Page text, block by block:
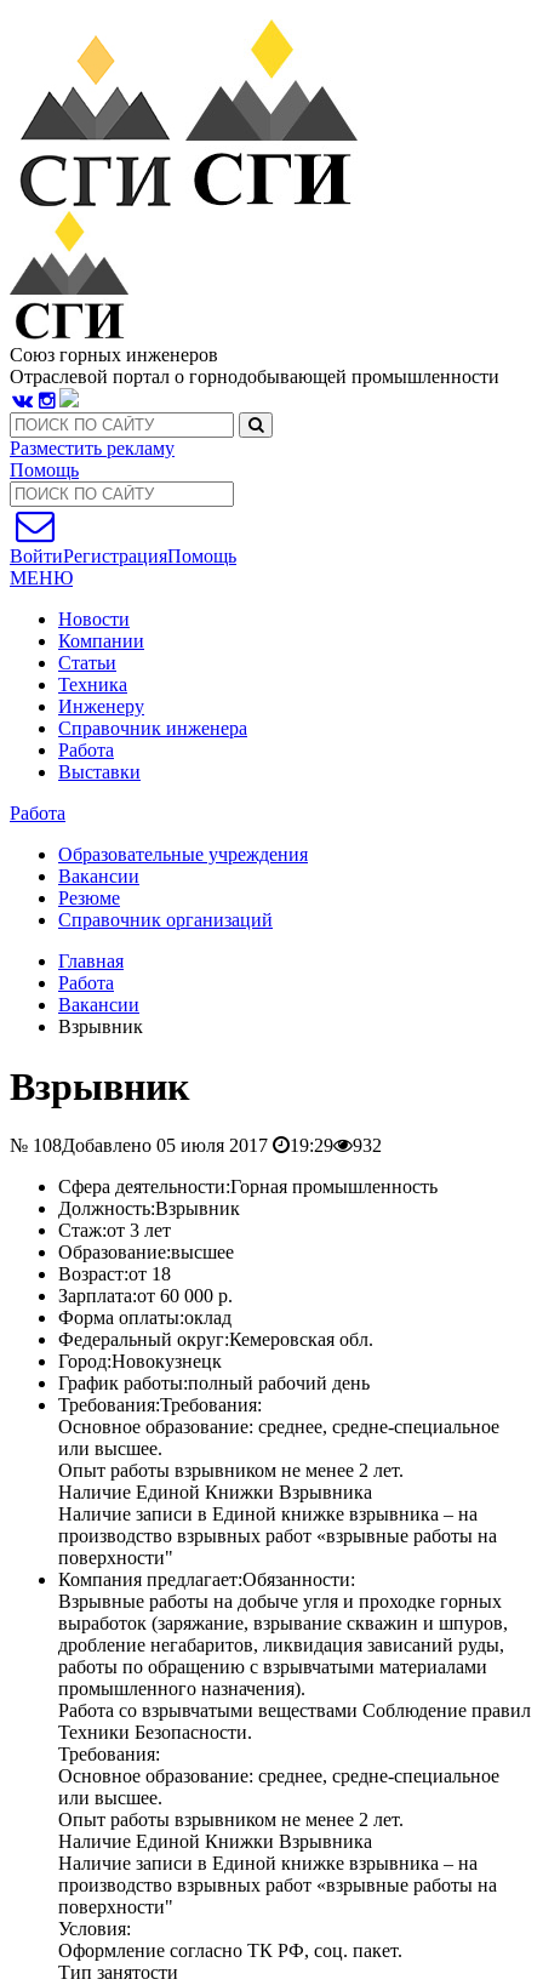
Союз горных инженеров
Отраслевой портал о горнодобывающей промышленности
Разместить рекламу
Помощь
ВойтиРегистрацияПомощь
МЕНЮ
Новости
Компании
Статьи
Техника
Инженеру
Справочник инженера
Работа
Выставки
Работа
Образовательные учреждения
Вакансии
Резюме
Справочник организаций
Главная
Работа
Вакансии
Взрывник
Взрывник
№ 108Добавлено 05 июля 2017 19:29
932
Сфера деятельности:Горная промышленность
Должность:Взрывник
Стаж:от 3 лет
Образование:высшее
Возраст:от 18
Зарплата:от 60 000 р.
Форма оплаты:оклад
Федеральный округ:Кемеровская обл.
Город:Новокузнецк
График работы:полный рабочий день
Требования:Требования:
Основное образование: среднее, средне-специальное
или высшее.
Опыт работы взрывником не менее 2 лет.
Наличие Единой Книжки Взрывника
Наличие записи в Единой книжке взрывника – на
производство взрывных работ «взрывные работы на
поверхности"
Компания предлагает:Обязанности:
Взрывные работы на добыче угля и проходке горных
выработок (заряжание, взрывание скважин и шпуров,
дробление негабаритов, ликвидация зависаний руды,
работы по обращению с взрывчатыми материалами
промышленного назначения).
Работа со взрывчатыми веществами Соблюдение правил
Техники Безопасности.
Требования:
Основное образование: среднее, средне-специальное
или высшее.
Опыт работы взрывником не менее 2 лет.
Наличие Единой Книжки Взрывника
Наличие записи в Единой книжке взрывника – на
производство взрывных работ «взрывные работы на
поверхности"
Условия:
Оформление согласно ТК РФ, соц. пакет.
Тип занятости